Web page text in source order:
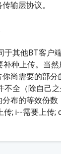
输层协议。
其他BT客户
种上传。当
尚需要的部
全（除自己
布的等效份数
; i--需要上传;